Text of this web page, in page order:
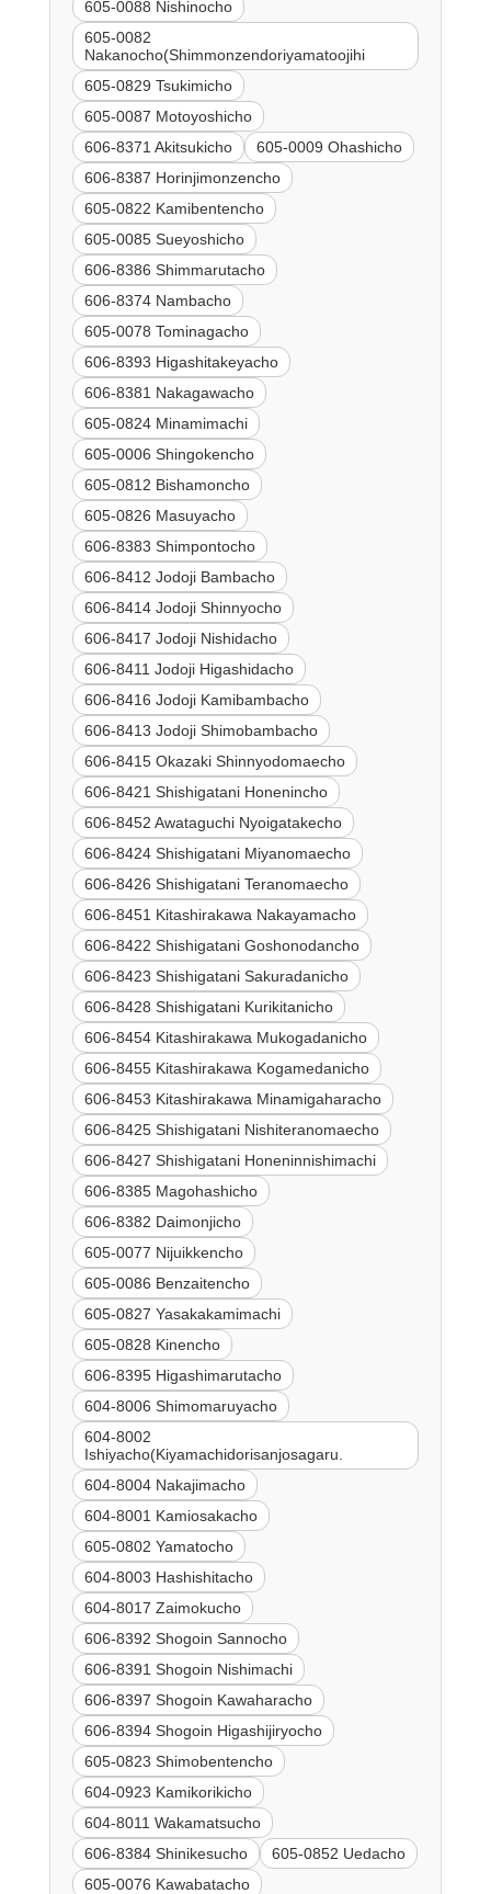
605-0088 Nishinocho
605-0082
Nakanocho(Shimmonzendoriyamatoojihi
605-0829 Tsukimicho
605-0087 Motoyoshicho
606-8371 Akitsukicho
605-0009 Ohashicho
606-8387 Horinjimonzencho
605-0822 Kamibentencho
605-0085 Sueyoshicho
606-8386 Shimmarutacho
606-8374 Nambacho
605-0078 Tominagacho
606-8393 Higashitakeyacho
606-8381 Nakagawacho
605-0824 Minamimachi
605-0006 Shingokencho
605-0812 Bishamoncho
605-0826 Masuyacho
606-8383 Shimpontocho
606-8412 Jodoji Bambacho
606-8414 Jodoji Shinnyocho
606-8417 Jodoji Nishidacho
606-8411 Jodoji Higashidacho
606-8416 Jodoji Kamibambacho
606-8413 Jodoji Shimobambacho
606-8415 Okazaki Shinnyodomaecho
606-8421 Shishigatani Honenincho
606-8452 Awataguchi Nyoigatakecho
606-8424 Shishigatani Miyanomaecho
606-8426 Shishigatani Teranomaecho
606-8451 Kitashirakawa Nakayamacho
606-8422 Shishigatani Goshonodancho
606-8423 Shishigatani Sakuradanicho
606-8428 Shishigatani Kurikitanicho
606-8454 Kitashirakawa Mukogadanicho
606-8455 Kitashirakawa Kogamedanicho
606-8453 Kitashirakawa Minamigaharacho
606-8425 Shishigatani Nishiteranomaecho
606-8427 Shishigatani Honeninnishimachi
606-8385 Magohashicho
606-8382 Daimonjicho
605-0077 Nijuikkencho
605-0086 Benzaitencho
605-0827 Yasakakamimachi
605-0828 Kinencho
606-8395 Higashimarutacho
604-8006 Shimomaruyacho
604-8002
Ishiyacho(Kiyamachidorisanjosagaru.
604-8004 Nakajimacho
604-8001 Kamiosakacho
605-0802 Yamatocho
604-8003 Hashishitacho
604-8017 Zaimokucho
606-8392 Shogoin Sannocho
606-8391 Shogoin Nishimachi
606-8397 Shogoin Kawaharacho
606-8394 Shogoin Higashijiryocho
605-0823 Shimobentencho
604-0923 Kamikorikicho
604-8011 Wakamatsucho
606-8384 Shinikesucho
605-0852 Uedacho
605-0076 Kawabatacho